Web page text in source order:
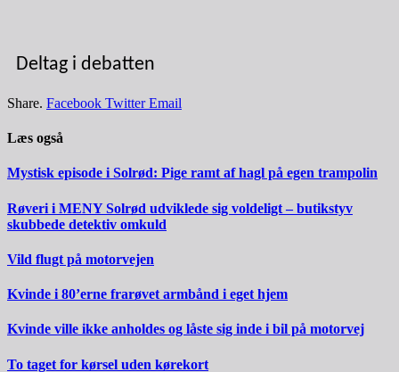
Deltag i debatten
Share. Facebook Twitter Email
Læs også
Mystisk episode i Solrød: Pige ramt af hagl på egen trampolin
Røveri i MENY Solrød udviklede sig voldeligt – butikstyv
skubbede detektiv omkuld
Vild flugt på motorvejen
Kvinde i 80’erne frarøvet armbånd i eget hjem
Kvinde ville ikke anholdes og låste sig inde i bil på motorvej
To taget for kørsel uden kørekort